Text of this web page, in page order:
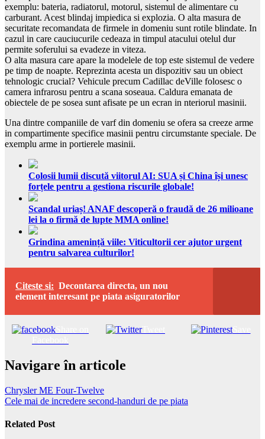
exemplu: bateria, radiatorul, motorul, sistemul de alimentare cu
carburant. Acest blindaj impiedica si explozia. O alta masura de
securitate recomandata de firmele in domeniu sunt rotile blindate. In
cazul in care cauciucurile cedeaza in timpul atacului otelul dur
permite soferului sa evadeze in viteza.
O alta masura care apare la modelele de top este sistemul de vedere
pe timp de noapte. Reprezinta acesta un dispozitiv sau un obiect
tehnologic crucial? Vehicule precum Cadillac deVille folosesc o
camera infrarosu pentru a scana soseaua. Caldura emanata de
obiectele de pe sosea sunt afisate pe un ecran in nteriorul masinii.
Una dintre companiile de varf din domeniu se ofera sa creeze arme
in compartimente specifice masinii pentru circumstante speciale. De
exemplu arme in portierele masinii.
Colosii lumii discută viitorul AI: SUA și China își unesc
forțele pentru a gestiona riscurile globale!
Scandal uriaș! ANAF descoperă o fraudă de 26 milioane
lei la o firmă de lupte MMA online!
Grindina amenință viile: Viticultorii cer ajutor urgent
pentru salvarea culturilor!
Citeste si: Decontarea directa, un nou
element interesant pe piata asiguratorilor
Tweet Save
Navigare în articole
Chrysler ME Four-Twelve
Cele mai de incredere second-handuri de pe piata
Related Post